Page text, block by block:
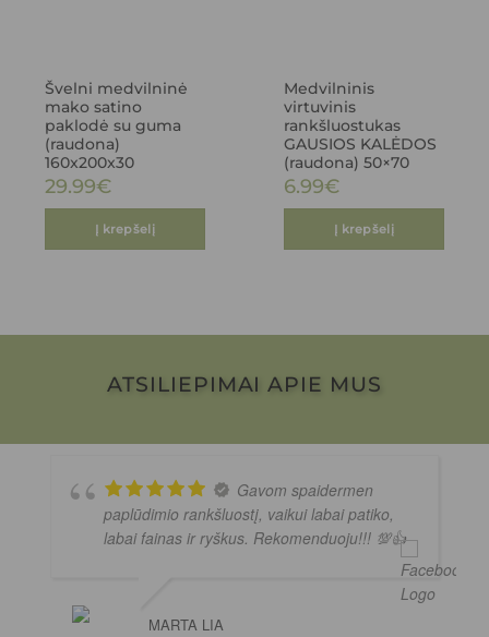
Švelni medvilninė
mako satino
paklodė su guma
(raudona)
160x200x30
29.99€
Į krepšelį
Medvilninis
virtuvinis
rankšluostukas
GAUSIOS KALĖDOS
(raudona) 50×70
6.99€
Į krepšelį
ATSILIEPIMAI APIE MUS
Gavom spaidermen
paplūdimio rankšluostį, vaikui labai patiko,
labai fainas ir ryškus. Rekomenduoju!!! 💯👍
MARTA LIA